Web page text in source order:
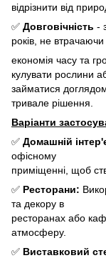
відрізнити від
✅ Довговічність -
років, не
економія часу та
кулувати рослини
займатися
тривале рішення.
Варіанти
✅ Домашній
офісному
приміщенні, щоб
✅ Ресторани:
та декору в
ресторанах або
атмосферу.
✅ Виставковий